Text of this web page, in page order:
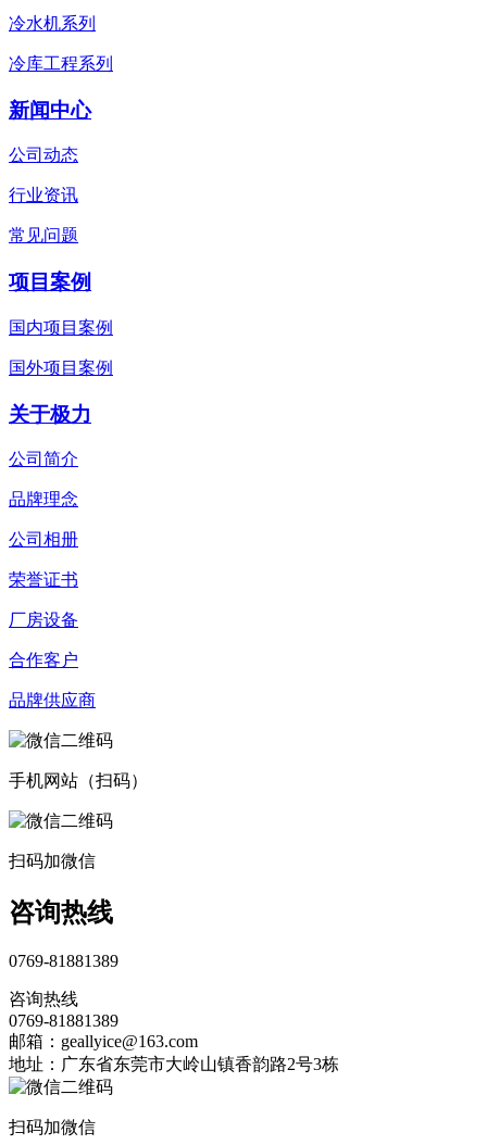
冷水机系列
冷库工程系列
新闻中心
公司动态
行业资讯
常见问题
项目案例
国内项目案例
国外项目案例
关于极力
公司简介
品牌理念
公司相册
荣誉证书
厂房设备
合作客户
品牌供应商
手机网站（扫码）
扫码加微信
咨询热线
0769-81881389
咨询热线
0769-81881389
邮箱：geallyice@163.com
地址：广东省东莞市大岭山镇香韵路2号3栋
扫码加微信